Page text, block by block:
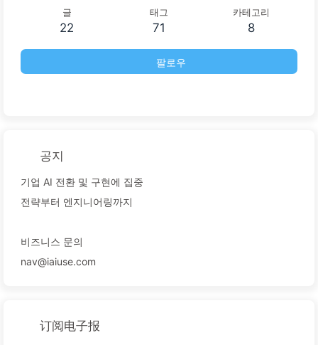
글
22
태그
71
카테고리
8
팔로우
공지
기업 AI 전환 및 구현에 집중
전략부터 엔지니어링까지
비즈니스 문의
nav@iaiuse.com
订阅电子报